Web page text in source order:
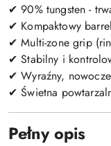
✔ 90% tungsten -
✔ Kompaktowy
✔ Multi-zone grip
✔ Stabilny i
✔ Wyraźny,
✔ Świetna
Pełny opis